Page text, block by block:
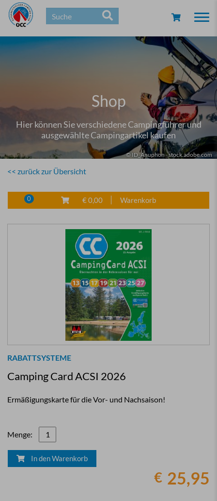
Shop
Hier können Sie verschiedene Campingführer und
ausgewählte Campingartikel kaufen
© ID_Anuphon - stock.adobe.com
<< zurück zur Übersicht
0 € 0,00 Warenkorb
RABATTSYSTEME
Camping Card ACSI 2026
Ermäßigungskarte für die Vor- und Nachsaison!
Menge:
In den Warenkorb
€ 25,95